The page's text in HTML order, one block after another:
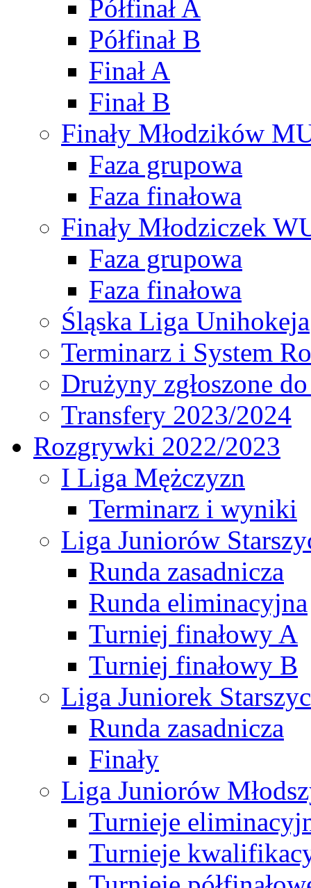
Półfinał A
Półfinał B
Finał A
Finał B
Finały Młodzików
Faza grupowa
Faza finałowa
Finały Młodziczek
Faza grupowa
Faza finałowa
Śląska Liga Unihokeja
Terminarz i System
Drużyny zgłoszone
Transfery 2023/2024
Rozgrywki 2022/2023
I Liga Mężczyzn
Terminarz i wyniki
Liga Juniorów
Runda zasadnicza
Runda eliminacyjna
Turniej finałowy A
Turniej finałowy B
Liga Juniorek
Runda zasadnicza
Finały
Liga Juniorów
Turnieje
Turnieje